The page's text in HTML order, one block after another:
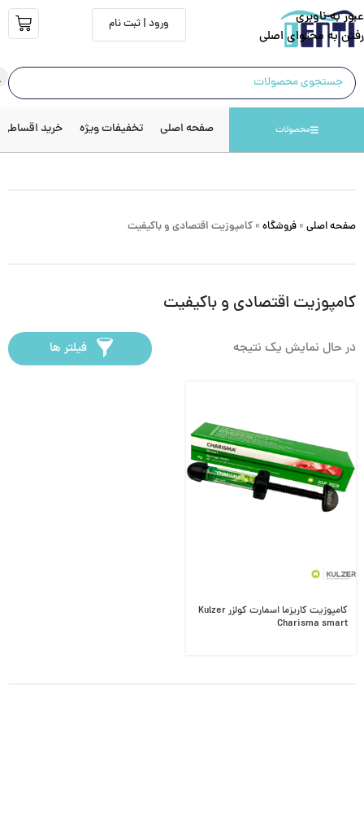
عبور به ناوبری
رفتن به محتوای اصلی
ورود | ثبت نام
محصولات صفحه اصلی تخفیفات ویژه خرید اقساطی
صفحه اصلی » فروشگاه » کامپوزیت اقتصادی و باکیفیت
کامپوزیت اقتصادی و باکیفیت
در حال نمایش یک نتیجه فیلتر ها
کامپوزیت کاریزما اسمارت کولزر Kulzer
Charisma smart